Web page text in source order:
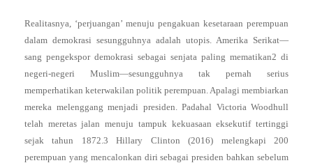
Realitasnya, ‘perjuangan’ menuju pengakuan kesetaraan perempuan
dalam demokrasi sesungguhnya adalah utopis. Amerika Serikat—
sang pengekspor demokrasi sebagai senjata paling mematikan2 di
negeri-negeri Muslim—sesungguhnya tak pernah serius
memperhatikan keterwakilan politik perempuan. Apalagi membiarkan
mereka melenggang menjadi presiden. Padahal Victoria Woodhull
telah meretas jalan menuju tampuk kekuasaan eksekutif tertinggi
sejak tahun 1872.3 Hillary Clinton (2016) melengkapi 200
perempuan yang mencalonkan diri sebagai presiden bahkan sebelum